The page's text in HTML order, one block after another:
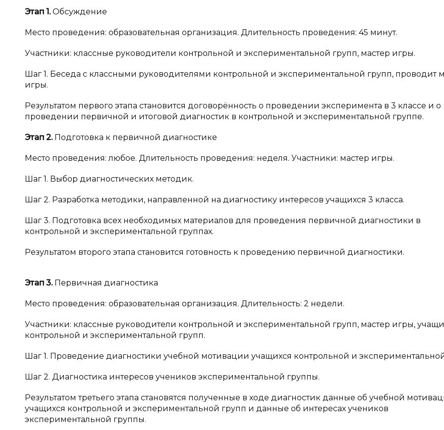
Этап 1.Обсуждение
Место проведения: образовательная организация. Длительность проведения: 45 минут.
Участники: классные руководители контрольной и экспериментальной групп, мастер игры.
Шаг 1. Беседа с классными руководителями контрольной и экспериментальной групп, проводит
игры.
Результатом первого этапа становится договорённость о проведении эксперимента в 3 классе и о
проведении первичной и итоговой диагностик в контрольной и экспериментальной группе.
Этап 2. Подготовка к первичной диагностике
Место проведения: любое. Длительность проведения: неделя. Участники: мастер игры.
Шаг 1. Выбор диагностических методик.
Шаг 2. Разработка методики, направленной на диагностику интересов учащихся 3 класса.
Шаг 3. Подготовка всех необходимых материалов для проведения первичной диагностики в
контрольной и экспериментальной группах.
Результатом второго этапа становится готовность к проведению первичной диагностики.
Этап 3. Первичная диагностика
Место проведения: образовательная организация. Длительность: 2 недели.
Участники: классные руководители контрольной и экспериментальной групп, мастер игры,
контрольной и экспериментальной групп.
Шаг 1. Проведение диагностики учебной мотивации учащихся контрольной и
Шаг 2. Диагностика интересов учеников экспериментальной группы.
Результатом третьего этапа становятся полученные в ходе диагностик данные об учебной
учащихся контрольной и экспериментальной групп и данные об интересах учеников
экспериментальной группы.